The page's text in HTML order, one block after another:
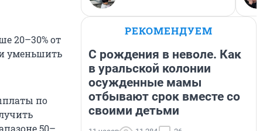
20–30% от
уменьшить
по
50–
РЕКОМЕНДУЕМ
С рождения в неволе. Как
в уральской колонии
осужденные мамы
отбывают срок вместе со
своими детьми